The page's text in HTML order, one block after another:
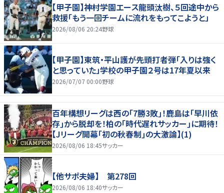
【甲子園】神村学園エース龍頭汰樹、５回途中から
救援「もう一回チームに流れをもってこようと」
2026/08/06 20:24野球
【甲子園】東筑・平山護が先頭打者弾「入りは強く
と思っていた」学校の甲子園２号は17年夏以来
2026/07/07 00:00野球
百年構想リーグは西の｢7勝3敗｣！鹿島は｢早川依
存｣から脱却を！柏の｢時代遅れサッカー｣に期待！
【Jリーグ開幕｢初の秋春制｣の大激論】(1)
2026/08/06 18:45サッカー
【他サポ夫婦】 第278回
2026/08/06 18:40サッカー